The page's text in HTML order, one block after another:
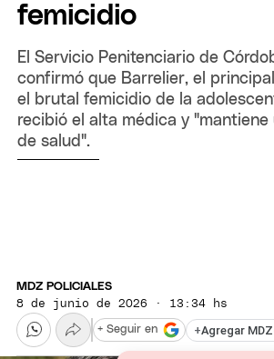
femicidio
El Servicio Penitenciario de
confirmó que Barrelier, el
el brutal femicidio de la
recibió el alta médica y
de salud".
MDZ POLICIALES
8 de junio de 2026 · 13:34 hs
+Agregar
+ Seguir en